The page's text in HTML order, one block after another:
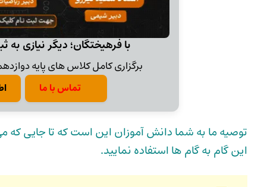
با فرهیختگان؛ دیگر نیازی به
برگزاری کامل کلاس های پایه
تماس با ما
توصیه ما به شما دانش آموزان این است که تا جایی که
این گام به گام ها استفاده نمایید.